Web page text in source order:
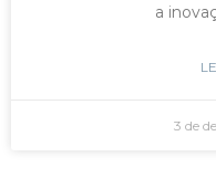
a
3 de